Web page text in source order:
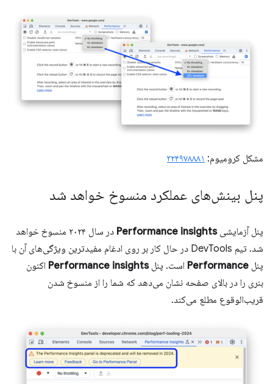
مشکل کرومیوم: ۳۲۴۹۷۸۸۸۱
پنل بینش‌های عملکرد منسوخ خواهد شد
پنل آزمایشیPerformance insights
در سال ۲۰۲۴ منسوخ خواهد
شد. تیم DevTools در حال کار بر روی ادغام مفیدترین ویژگی‌های آن با
پنل Performance است. پنلPerformance insights اکنون
بنری را در بالای صفحه نشان می‌دهد که شما را از منسوخ شدن
قریب‌الوقوع مطلع می‌کند.